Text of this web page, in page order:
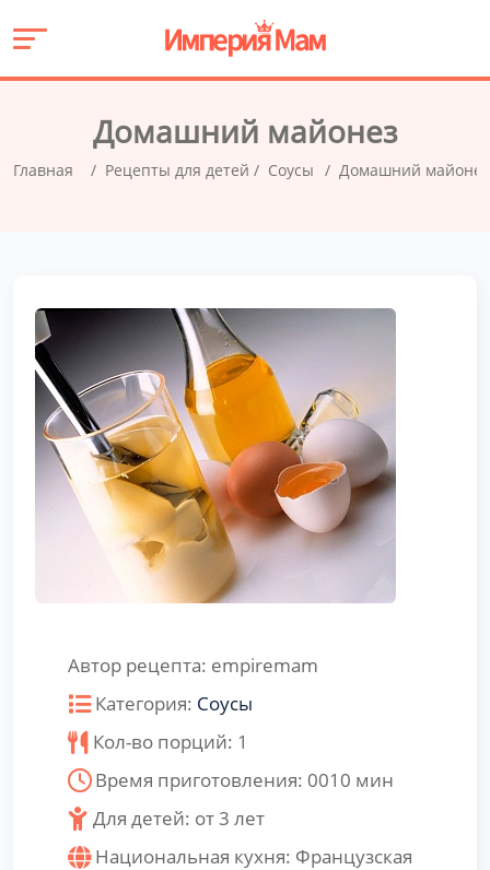
Домашний майонез
Главная Рецепты для детей Соусы Домашний майонез
Автор рецепта: empiremam
Категория: Соусы
Кол-во порций: 1
Время приготовления: 0010 мин
Для детей: от 3 лет
Национальная кухня: Французская